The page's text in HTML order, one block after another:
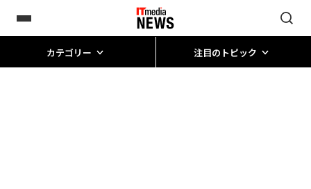
カテゴリー 注目のトピック